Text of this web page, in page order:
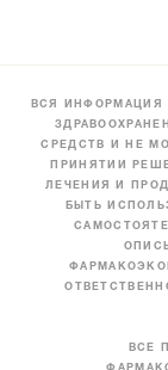
ВСЯ ИНФОРМАЦИЯ
СРЕДСТВ И НЕ
ПРИНЯТИИ
ЛЕЧЕНИЯ И
БЫТЬ
ВСЕ